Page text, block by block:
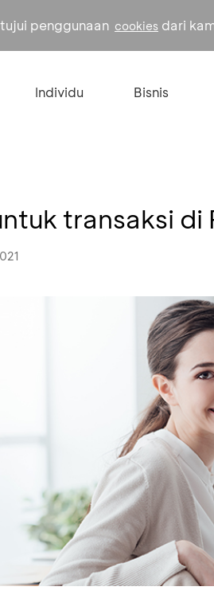
penggunaan cookies dari
Individu Bisnis
transaksi di